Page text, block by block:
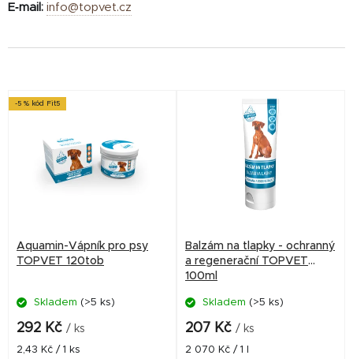
E‑mail: info@topvet.cz
V-5 % kód Fit5
Aquamin-Vápník pro psy
TOPVET 120tob
Skladem (>5 ks)
292 Kč / ks
Měrná
2,43 Kč / 1 ks
Balzám na tlapky - ochranný
a regenerační TOPVET
100ml
Skladem (>5 ks)
207 Kč / ks
Měrná
2 070 Kč / 1 l